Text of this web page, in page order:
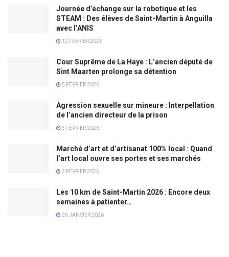
Journée d’échange sur la robotique et les
STEAM : Des élèves de Saint-Martin à Anguilla
avec l’ANIS
12 FÉVRIER 2026
Cour Suprême de La Haye : L’ancien député de
Sint Maarten prolonge sa détention
5 FÉVRIER 2026
Agression sexuelle sur mineure : Interpellation
de l’ancien directeur de la prison
5 FÉVRIER 2026
Marché d’art et d’artisanat 100% local : Quand
l’art local ouvre ses portes et ses marchés
2 FÉVRIER 2026
Les 10 km de Saint-Martin 2026 : Encore deux
semaines à patienter…
26 JANVIER 2026